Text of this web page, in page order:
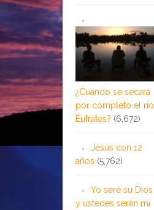
¿Cuándo se secará
por completo el río
Éufrates? (6,672)
Jesús con 12
años (5,762)
Yo seré su Dios
y ustedes serán mi